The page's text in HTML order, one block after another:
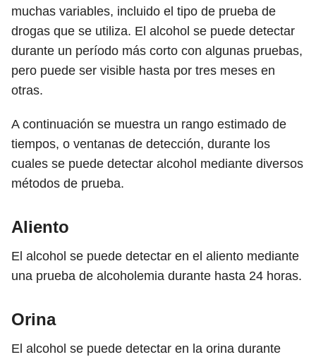
muchas variables, incluido el tipo de prueba de
drogas que se utiliza. El alcohol se puede detectar
durante un período más corto con algunas pruebas,
pero puede ser visible hasta por tres meses en
otras.
A continuación se muestra un rango estimado de
tiempos, o ventanas de detección, durante los
cuales se puede detectar alcohol mediante diversos
métodos de prueba.
Aliento
El alcohol se puede detectar en el aliento mediante
una prueba de alcoholemia durante hasta 24 horas.
Orina
El alcohol se puede detectar en la orina durante